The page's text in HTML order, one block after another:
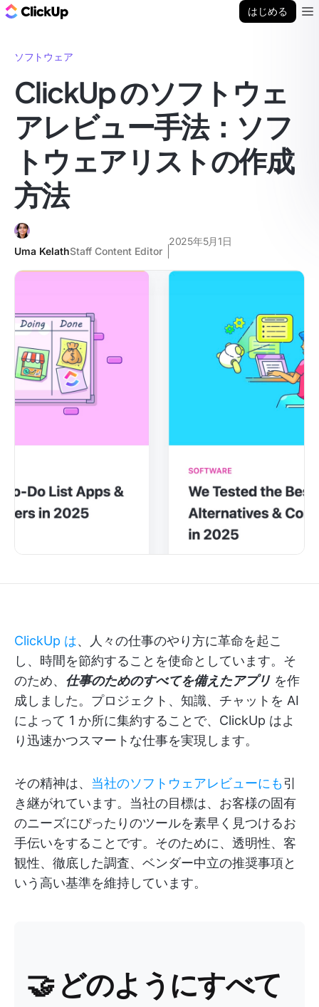
はじめる
ソフトウェア
ClickUp のソフトウェ
アレビュー手法：ソフ
トウェアリストの作成
方法
Uma KelathStaff Content Editor
2025年5月1日
ClickUp は、人々の仕事のやり方に革命を起こ
し、時間を節約することを使命としています。そ
のため、 仕事のためのすべてを備えたアプリ を作
成しました。プロジェクト、知識、チャットを AI
によって 1 か所に集約することで、ClickUp はよ
り迅速かつスマートな仕事を実現します。
その精神は、 当社のソフトウェアレビューにも引
き継がれています。当社の目標は、お客様の固有
のニーズにぴったりのツールを素早く見つけるお
手伝いをすることです。そのために、透明性、客
観性、徹底した調査、ベンダー中立の推奨事項と
いう高い基準を維持しています。
🤝どのようにすべて